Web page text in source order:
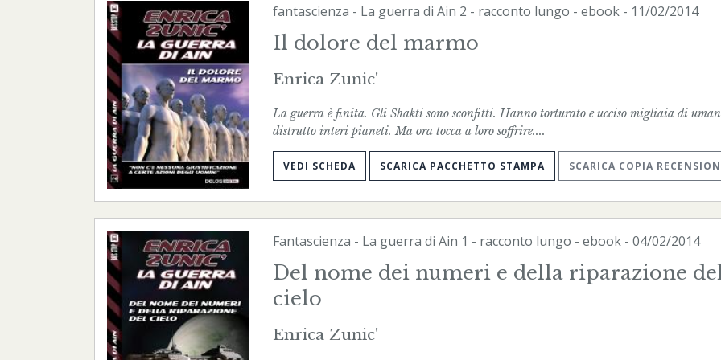
fantascienza - La guerra di Ain 2 - racconto lungo - ebook- 11/02/2014
Il dolore del marmo
Enrica Zunic'
La guerra è finita. Gli Shakti sono sconfitti. Hanno torturato e ucciso migliaia di
distrutto interi pianeti. Ma ora tocca a loro soffrire....
VEDI SCHEDA SCARICA PACCHETTO STAMPA SCARICA COPIA
Fantascienza - La guerra di Ain 1 - racconto lungo - ebook- 04/02/2014
Del nome dei numeri e della riparazione
cielo
Enrica Zunic'